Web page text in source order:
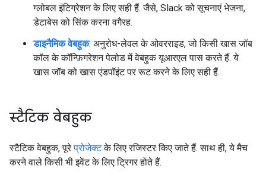
ग्लोबल इंटिग्रेशन के लिए सही हैं. जैसे, Slack को सूचनाएं भेजना,
डेटाबेस को सिंक करना वगैरह.
डाइनैमिक वेबहुक: अनुरोध-लेवल के ओवरराइड, जो किसी खास जॉब
कॉल के कॉन्फ़िगरेशन पेलोड में वेबहुक यूआरएल पास करते हैं. ये
खास जॉब को खास एंडपॉइंट पर रूट करने के लिए सही हैं.
स्टैटिक वेबहुक
स्टैटिक वेबहुक, पूरेप्रोजेक्टके लिए रजिस्टर किए जाते हैं. साथ ही, ये मैच
करने वाले किसी भी इवेंट के लिए ट्रिगर होते हैं.